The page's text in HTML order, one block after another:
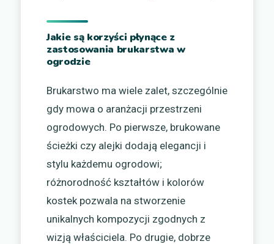
Jakie są korzyści płynące z
zastosowania brukarstwa w
ogrodzie
Brukarstwo ma wiele zalet, szczególnie
gdy mowa o aranżacji przestrzeni
ogrodowych. Po pierwsze, brukowane
ścieżki czy alejki dodają elegancji i
stylu każdemu ogrodowi;
różnorodność kształtów i kolorów
kostek pozwala na stworzenie
unikalnych kompozycji zgodnych z
wizją właściciela. Po drugie, dobrze